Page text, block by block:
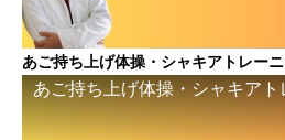
あご持ち上げ体操・シャキアトレー
あご持ち上げ体操・シャキアト